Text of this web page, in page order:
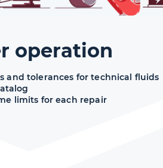
operation
and tolerances for technical fluids
limits for each repair